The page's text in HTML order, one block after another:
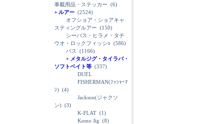
車載用品・ステッカー (6)
+ ルアー (2524)
オフショア・ショアキャ
スティングルアー (150)
シーバス・ヒラメ・タチ
ウオ・ロックフィッシｭ (586)
バス
(1166)
+ メタルジグ・タイラバ・
ソフトベイト等 (337)
DUEL
FISHERMAN(ﾌｯｼｬｰﾏ
ﾝ) (4)
Jackson(ジャクソ
ン) (3)
K-FLAT (1)
Komo Jig (8)